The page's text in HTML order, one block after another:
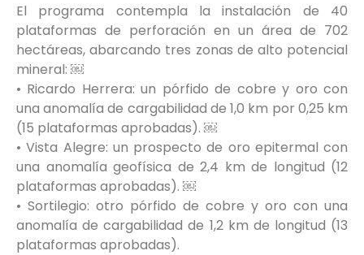
El programa contempla la instalación de 40
plataformas de perforación en un área de 702
hectáreas, abarcando tres zonas de alto potencial
mineral: ￼
• Ricardo Herrera: un pórfido de cobre y oro con
una anomalía de cargabilidad de 1,0 km por 0,25 km
(15 plataformas aprobadas). ￼
• Vista Alegre: un prospecto de oro epitermal con
una anomalía geofísica de 2,4 km de longitud (12
plataformas aprobadas). ￼
• Sortilegio: otro pórfido de cobre y oro con una
anomalía de cargabilidad de 1,2 km de longitud (13
plataformas aprobadas).